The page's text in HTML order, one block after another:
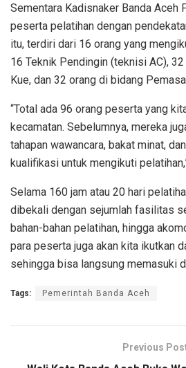
Sementara Kadisnaker Banda Aceh
peserta pelatihan dengan
itu, terdiri dari 16 orang yang
16 Teknik Pendingin (teknisi AC),
Kue, dan 32 orang di bidang
“Total ada 96 orang peserta yang
kecamatan. Sebelumnya, mereka
tahapan wawancara, bakat minat,
kualifikasi untuk mengikuti
Selama 160 jam atau 20 hari
dibekali dengan sejumlah fasilitas
bahan-bahan pelatihan, hingga
para peserta juga akan kita ikutkan
sehingga bisa langsung memasuki
Tags: Pemerintah Banda Aceh
Previous